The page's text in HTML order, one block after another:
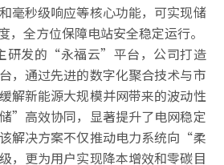
毫秒级响应等核心功能，可实现储
，全方位保障电站安全稳定运行。
发的“永福云”平台，公司打造
，通过先进的数字化聚合技术与市
解新能源大规模并网带来的波动性
”高效协同，显著提升了电网稳定
解决方案不仅推动电力系统向“柔
，更为用户实现降本增效和零碳目